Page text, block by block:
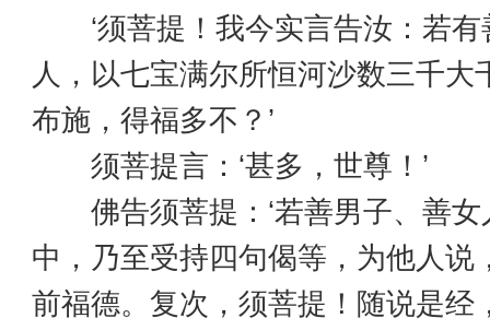
‘须菩提！我今实言告汝：若有
人，以七宝满尔所恒河沙数三千大
布施，得福多不？’
须菩提言：‘甚多，世尊！’
佛告须菩提：‘若善男子、善女
中，乃至受持四句偈等，为他人说
前福德。复次，须菩提！随说是经